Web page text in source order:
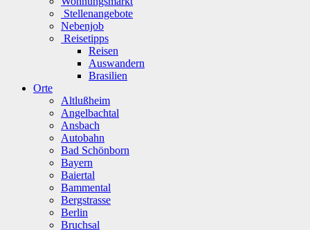
Stellenangebote
Nebenjob
Reisetipps
Reisen
Auswandern
Brasilien
Orte
Altlußheim
Angelbachtal
Ansbach
Autobahn
Bad Schönborn
Bayern
Baiertal
Bammental
Bergstrasse
Berlin
Bruchsal